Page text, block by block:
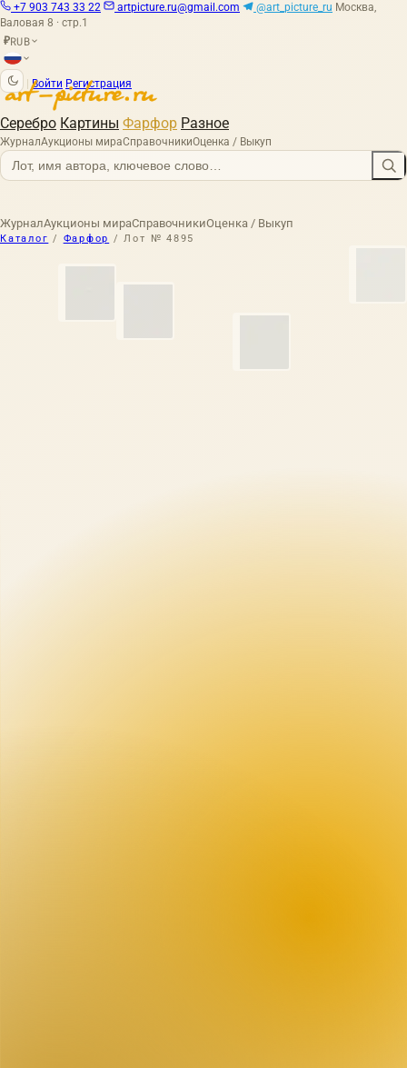
+7 903 743 33 22 artpicture.ru@gmail.com @art_picture_ru Москва,
Валовая 8 · стр.1
₽RUB
Войти Регистрация
Серебро Картины Фарфор Разное
ЖурналАукционы мираСправочникиОценка / Выкуп
ЖурналАукционы мираСправочникиОценка / Выкуп
Каталог / Фарфор / Лот № 4895